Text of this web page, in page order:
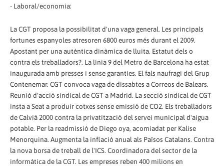
- Laboral/economia:
La CGT proposa la possibilitat d'una vaga general. Les principals
fortunes espanyoles atresoren 6800 euros més durant el 2009.
Apostant per una autèntica dinàmica de lluita. Estatut dels o
contra els treballadors?. La línia 9 del Metro de Barcelona ha estat
inaugurada amb presses i sense garanties. El fals naufragi del Grup
Contenemar. CGT convoca vaga de dissabtes a Correos de Balears.
Reunió d'acció sindical de CGT a Madrid. La secció sindical de CGT
insta a Seat a produir cotxes sense emissió de CO2. Els treballadors
de Calvià 2000 contra la privatització del servei municipal d'aigua
potable. Per la readmissió de Diego oya, acomiadat per Kalise
Menorquina. Augmenta la inflació anual als Països Catalans. Contra
la nova borsa de treball de l'ICS. Coordinadora del sector de la
informàtica de la CGT. Les empreses reben 400 milions en